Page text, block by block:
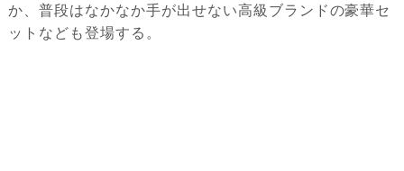
か、普段はなかなか手が出せない高級ブランドの豪華セ
ットなども登場する。